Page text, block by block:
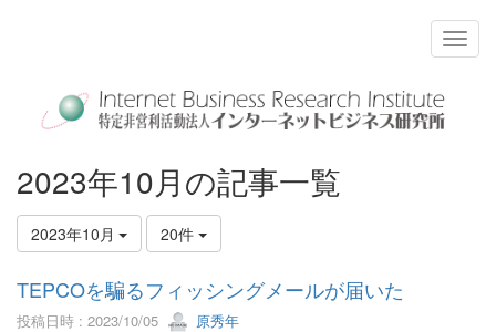
2023年10月の記事一覧
2023年10月 20件
TEPCOを騙るフィッシングメールが届いた
投稿日時 : 2023/10/05 原秀年